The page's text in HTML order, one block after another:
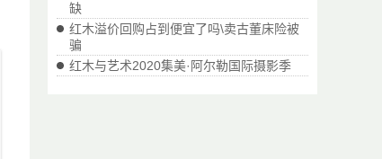
缺
红木溢价回购占到便宜了吗\卖古董床险被
骗
红木与艺术2020集美·阿尔勒国际摄影季